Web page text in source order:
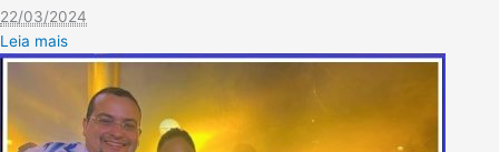
22/03/2024
Leia mais